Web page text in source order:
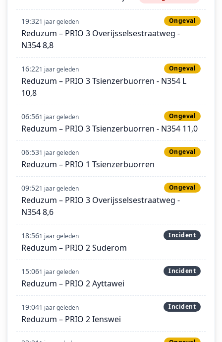
19:321 jaar geleden Ongeval
Reduzum – PRIO 3 Overijsselsestraatweg -
N354 8,8
16:221 jaar geleden Ongeval
Reduzum – PRIO 3 Tsienzerbuorren - N354 L
10,8
06:561 jaar geleden Ongeval
Reduzum – PRIO 3 Tsienzerbuorren - N354 11,0
06:531 jaar geleden Ongeval
Reduzum – PRIO 1 Tsienzerbuorren
09:521 jaar geleden Ongeval
Reduzum – PRIO 3 Overijsselsestraatweg -
N354 8,6
18:561 jaar geleden Incident
Reduzum – PRIO 2 Suderom
15:061 jaar geleden Incident
Reduzum – PRIO 2 Ayttawei
19:041 jaar geleden Incident
Reduzum – PRIO 2 Ienswei